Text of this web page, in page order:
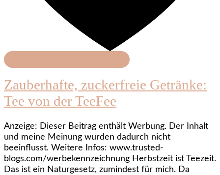
Zauberhafte, zuckerfreie Getränke:
Tee von der TeeFee
Anzeige: Dieser Beitrag enthält Werbung. Der Inhalt
und meine Meinung wurden dadurch nicht
beeinflusst. Weitere Infos: www.trusted-
blogs.com/werbekennzeichnung Herbstzeit ist Teezeit.
Das ist ein Naturgesetz, zumindest für mich. Da